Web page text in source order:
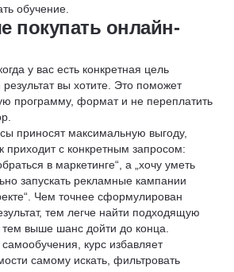
обучение.
покупать онлайн-
у вас есть конкретная цель
вы хотите. Это поможет
программу, формат и не переплатить
приносят максимальную выгоду,
приходит с конкретным запросом:
в маркетинге“, а „хочу уметь
запускать рекламные кампании
Чем точнее сформулирован
тем легче найти подходящую
выше шанс дойти до конца.
курс избавляет
самому искать, фильтровать